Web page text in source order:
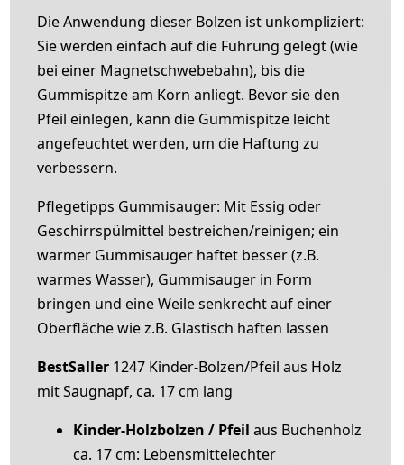
Die Anwendung dieser Bolzen ist unkompliziert:
Sie werden einfach auf die Führung gelegt (wie
bei einer Magnetschwebebahn), bis die
Gummispitze am Korn anliegt. Bevor sie den
Pfeil einlegen, kann die Gummispitze leicht
angefeuchtet werden, um die Haftung zu
verbessern.
Pflegetipps Gummisauger: Mit Essig oder
Geschirrspülmittel bestreichen/reinigen; ein
warmer Gummisauger haftet besser (z.B.
warmes Wasser), Gummisauger in Form
bringen und eine Weile senkrecht auf einer
Oberfläche wie z.B. Glastisch haften lassen
BestSaller1247 Kinder-Bolzen/Pfeil aus Holz
mit Saugnapf, ca. 17 cm lang
Kinder-Holzbolzen / Pfeil aus Buchenholz
ca. 17 cm: Lebensmittelechter